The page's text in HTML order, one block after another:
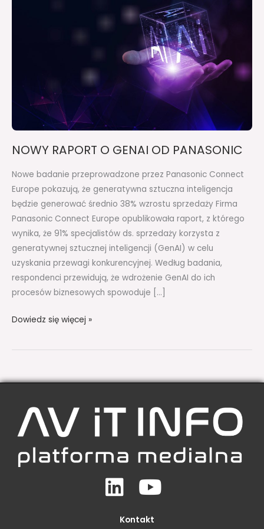
NOWY RAPORT O GENAI OD PANASONIC
Nowe badanie przeprowadzone przez Panasonic Connect
Europe pokazują, że generatywna sztuczna inteligencja
będzie generować średnio 38% wzrostu sprzedaży Firma
Panasonic Connect Europe opublikowała raport, z którego
wynika, że 91% specjalistów ds. sprzedaży korzysta z
generatywnej sztucznej inteligencji (GenAI) w celu
uzyskania przewagi konkurencyjnej. Według badania,
respondenci przewidują, że wdrożenie GenAI do ich
procesów biznesowych spowoduje […]
Dowiedz się więcej »
LinkedinYoutube
Kontakt